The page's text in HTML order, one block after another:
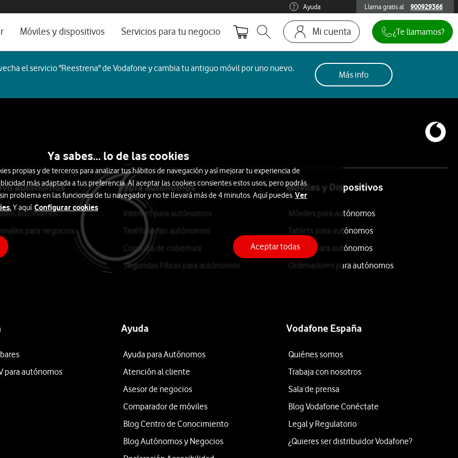
ayuda e idioma Ayuda Llama gratis al
900929366 900929366
Móviles y dispositivos
Ver todos
Servicios para tu negocio
Blog Autónomos y Negocios
Abrir buscador. Abre en ventana modal
Mi cuenta
Ir a la pagina acceso clientes
¿Te llamamos?
el servicio "Reestrena" de Vodafone y cambia tu antiguo móvil por uno nuevo.
Más info
autónomos
autónomos
para negocios
Fibra autónomos
Internet para autónomos
Teléfono fijo autónomos
Consulta de cobertura
Segundas Fibras para autónomos
Móviles y Dispositivos
Móviles para autónomos
Tablets para autónomos
iPhone para autónomos
Ordenadores para autónomos
para autónomos
Ayuda
Ayuda para Autónomos
Atención al cliente
Asesor de negocios
Comparador de móviles
Blog Centro de Conocimiento
Blog Autónomos y Negocios
Vodafone España
Quiénes somos
Trabaja con nosotros
Sala de prensa
Blog Vodafone Conéctate
Legal y Regulatorio
¿Quieres ser distribuidor Vodafone?
Ya sabes... lo de las cookies
propias y de terceros para analizar tus hábitos de navegación y así mejorar tu experiencia de
más adaptada a tus preferencia. Al aceptar las cookies consientes estos usos, pero podrás
problema en las funciones de tu navegador y no te llevará más de 4 minutos. Aquí puedes Ver
Y aquí Configurar cookies
Aceptar todas